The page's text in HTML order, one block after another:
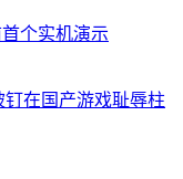
个实机演示
在国产游戏耻辱柱